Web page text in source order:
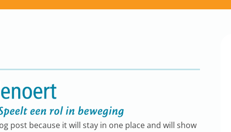
post because it will stay in one place and will show